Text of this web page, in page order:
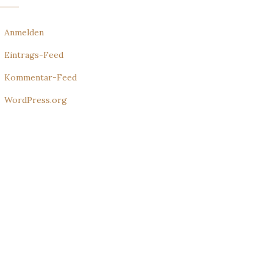
Anmelden
Eintrags-Feed
Kommentar-Feed
WordPress.org